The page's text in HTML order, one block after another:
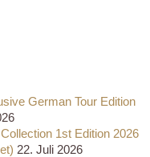
German Tour Edition
1st Edition 2026
22. Juli 2026